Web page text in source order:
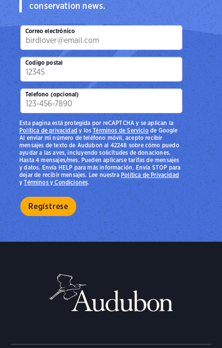
conservation news.
Correo electrónico
Codigo postal
Telefono (opcional)
Al enviar mi número de teléfono móvil, acepto recibir
mensajes de texto de Audubon al 42248 sobre cómo puedo
ayudar a las aves, incluyendo solicitudes de donaciones.
Hasta 4 mensajes/mes. Pueden aplicarse tarifas de mensajes
y datos. Envía HELP para más información. Envía STOP para
dejar de recibir mensajes. Lee nuestra Política de Privacidad
yTérminos y Condiciones.
Esta pagina está protegida por reCAPTCHA y se aplican la
Política de privacidady losTérminos de Serviciode Google